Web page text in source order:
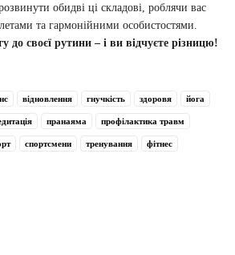
обидві ці складові, роблячи вас
та гармонійними особистостями.
до своєї рутини – і ви відчуєте різницю!
відновлення гнучкість здоровя йога
пранаяма профілактика травм
спортсмени тренування фітнес